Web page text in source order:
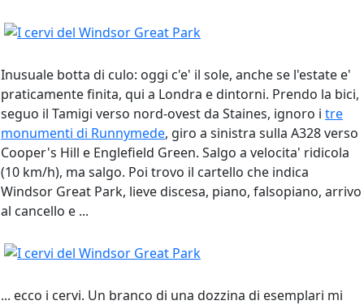
Inusuale botta di culo: oggi c'e' il sole, anche se l'estate e'
praticamente finita, qui a Londra e dintorni. Prendo la bici,
seguo il Tamigi verso nord-ovest da Staines, ignoro i tre
monumenti di Runnymede, giro a sinistra sulla A328 verso
Cooper's Hill e Englefield Green. Salgo a velocita' ridicola
(10 km/h), ma salgo. Poi trovo il cartello che indica
Windsor Great Park, lieve discesa, piano, falsopiano, arrivo
al cancello e ...
... ecco i cervi. Un branco di una dozzina di esemplari mi